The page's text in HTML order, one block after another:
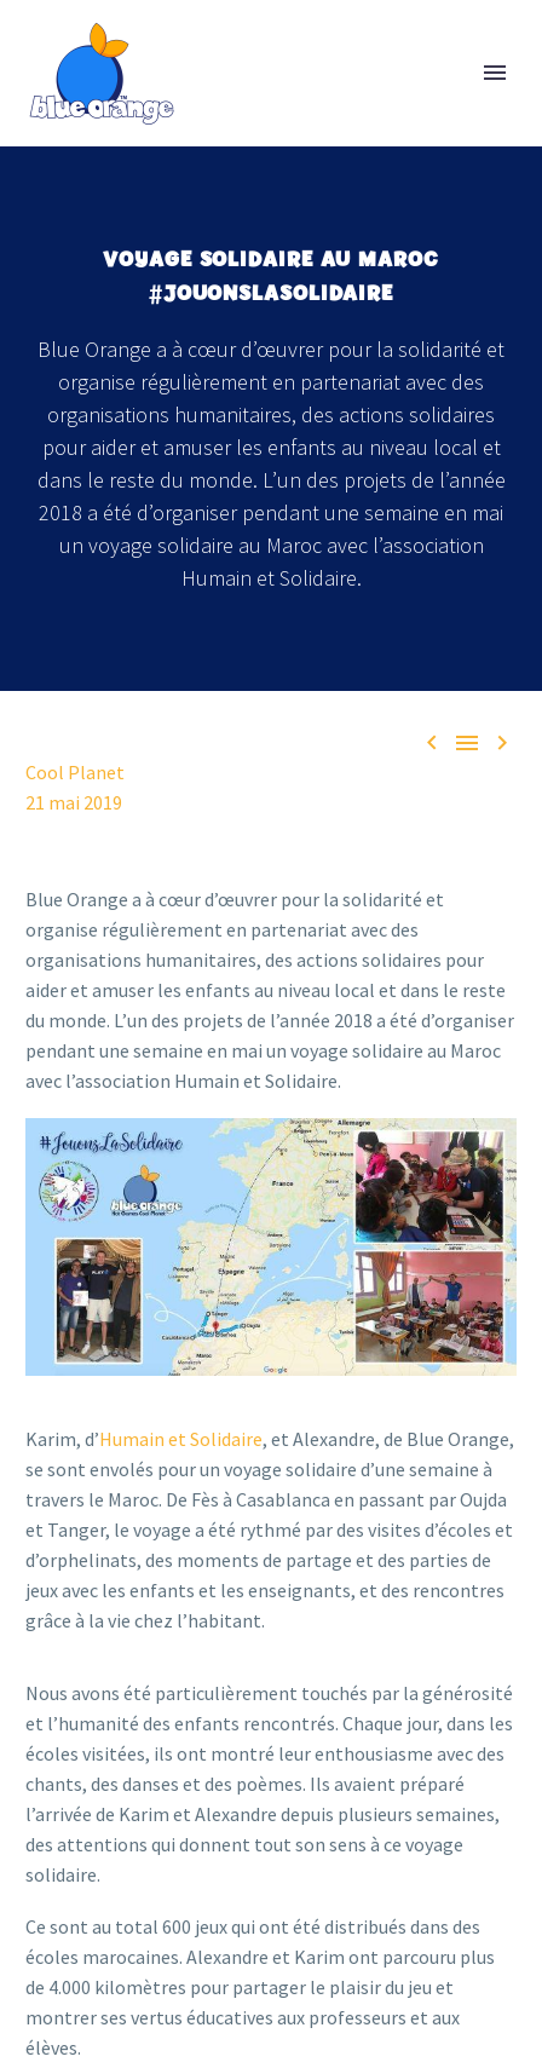
VOYAGE SOLIDAIRE AU MAROC
#JOUONSLASOLIDAIRE
Blue Orange a à cœur d’œuvrer pour la solidarité et
organise régulièrement en partenariat avec des
organisations humanitaires, des actions solidaires
pour aider et amuser les enfants au niveau local et
dans le reste du monde. L’un des projets de l’année
2018 a été d’organiser pendant une semaine en mai
un voyage solidaire au Maroc avec l’association
Humain et Solidaire.
  
Cool Planet
21 mai 2019
Blue Orange a à cœur d’œuvrer pour la solidarité et
organise régulièrement en partenariat avec des
organisations humanitaires, des actions solidaires pour
aider et amuser les enfants au niveau local et dans le reste
du monde. L’un des projets de l’année 2018 a été d’organiser
pendant une semaine en mai un voyage solidaire au Maroc
avec l’association Humain et Solidaire.
Karim, d’Humain et Solidaire, et Alexandre, de Blue Orange,
se sont envolés pour un voyage solidaire d’une semaine à
travers le Maroc. De Fès à Casablanca en passant par Oujda
et Tanger, le voyage a été rythmé par des visites d’écoles et
d’orphelinats, des moments de partage et des parties de
jeux avec les enfants et les enseignants, et des rencontres
grâce à la vie chez l’habitant.
Nous avons été particulièrement touchés par la générosité
et l’humanité des enfants rencontrés. Chaque jour, dans les
écoles visitées, ils ont montré leur enthousiasme avec des
chants, des danses et des poèmes. Ils avaient préparé
l’arrivée de Karim et Alexandre depuis plusieurs semaines,
des attentions qui donnent tout son sens à ce voyage
solidaire.
Ce sont au total 600 jeux qui ont été distribués dans des
écoles marocaines. Alexandre et Karim ont parcouru plus
de 4.000 kilomètres pour partager le plaisir du jeu et
montrer ses vertus éducatives aux professeurs et aux
élèves.